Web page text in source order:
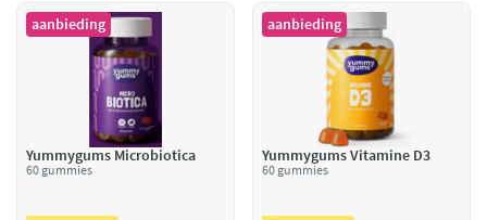
aanbieding
Yummygums Microbiotica
60 gummies
aanbieding
Yummygums Vitamine D3
60 gummies